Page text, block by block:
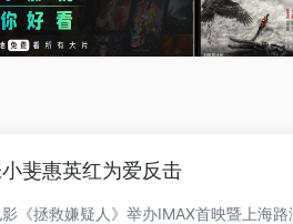
斐惠英红为爱反击
《拯救嫌疑人》举办IMAX首映暨上海